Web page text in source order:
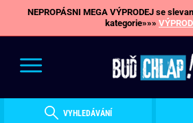
NEPROPÁSNI MEGA VÝPRODEJ se
kategorie»»»
VYHLEDÁVÁNÍ